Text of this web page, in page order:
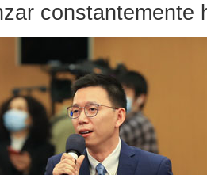
constantemente